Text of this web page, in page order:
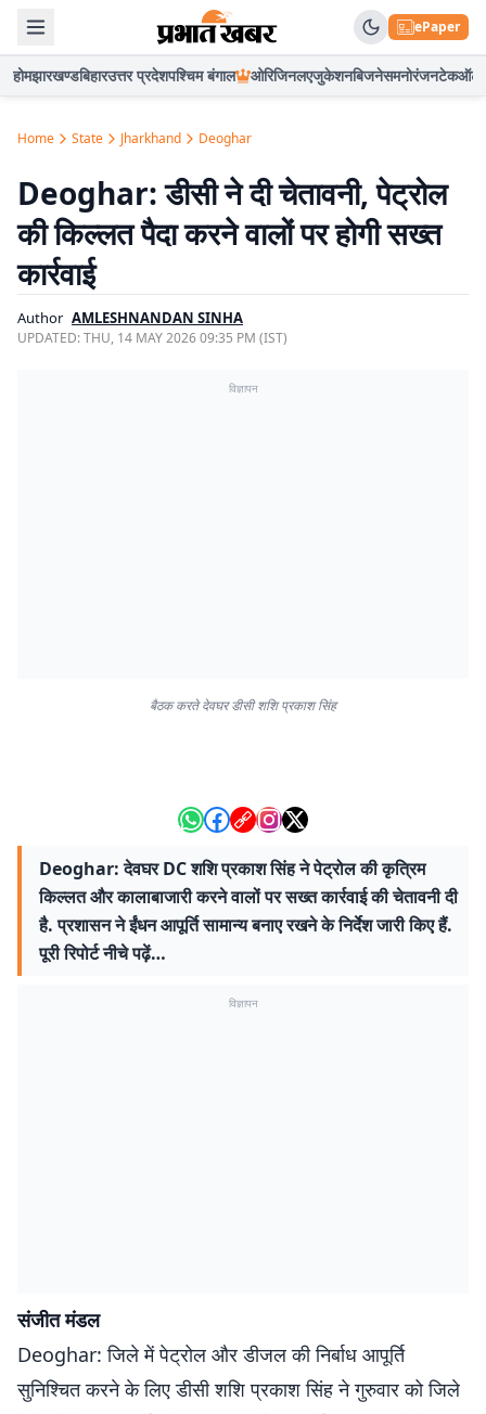
ePaper
होमझारखण्डबिहारउत्तर प्रदेशपश्चिम बंगाल ओरिजिनलएजुकेशनबिजनेसमनोरंजनटेकऑटो
Home State Jharkhand Deoghar
Deoghar: डीसी ने दी चेतावनी, पेट्रोल
की किल्लत पैदा करने वालों पर होगी सख्त
कार्रवाई
Author AMLESHNANDAN SINHA
UPDATED:THU, 14 MAY 2026 09:35 PM (IST)
विज्ञापन
बैठक करते देवघर डीसी शशि प्रकाश सिंह
Deoghar: देवघर DC शशि प्रकाश सिंह ने पेट्रोल की कृत्रिम
किल्लत और कालाबाजारी करने वालों पर सख्त कार्रवाई की चेतावनी दी
है. प्रशासन ने ईंधन आपूर्ति सामान्य बनाए रखने के निर्देश जारी किए हैं.
पूरी रिपोर्ट नीचे पढ़ें…
विज्ञापन
संजीत मंडल
Deoghar: जिले में पेट्रोल और डीजल की निर्बाध आपूर्ति
सुनिश्चित करने के लिए डीसी शशि प्रकाश सिंह ने गुरुवार को जिले